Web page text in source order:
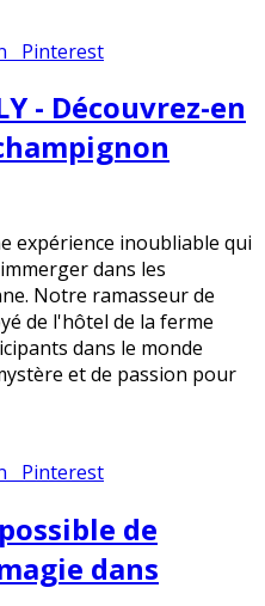
Pinterest
- Découvrez-en
expérience inoubliable qui
dans les
Notre ramasseur de
de l'hôtel de la ferme
dans le monde
et de passion pour
Pinterest
de
dans